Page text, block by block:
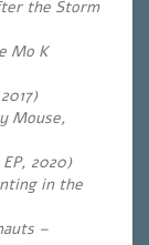
the Storm
Mo K
Mouse,
2020)
in the
–